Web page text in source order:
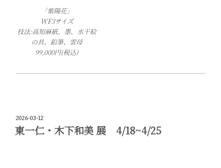
「紫陽花」
WF3サイズ
技法:高知麻紙、墨、水干絵
の具、鉛筆、雲母
99,000円(税込)
投
稿
日:
2026-03-12
東一仁・木下和美 展 4/18~4/25